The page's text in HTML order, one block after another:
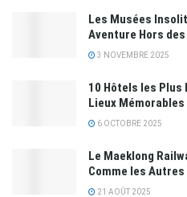
Les Musées
Aventure Hors
3 NOVEMBRE 2025
10 Hôtels les Plus
Lieux Mémorables
6 OCTOBRE 2025
Le Maeklong
Comme les Autres
21 AOÛT 2025